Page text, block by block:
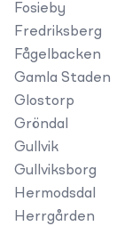
Fosieby
Fredriksberg
Fågelbacken
Gamla Staden
Glostorp
Gröndal
Gullvik
Gullviksborg
Hermodsdal
Herrgården